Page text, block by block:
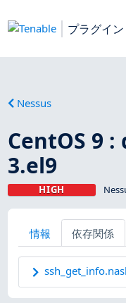
プラグイン
Nessus
CentOS 9
3.el9
HIGH
情報 依存関係
ssh_get_info.nasl